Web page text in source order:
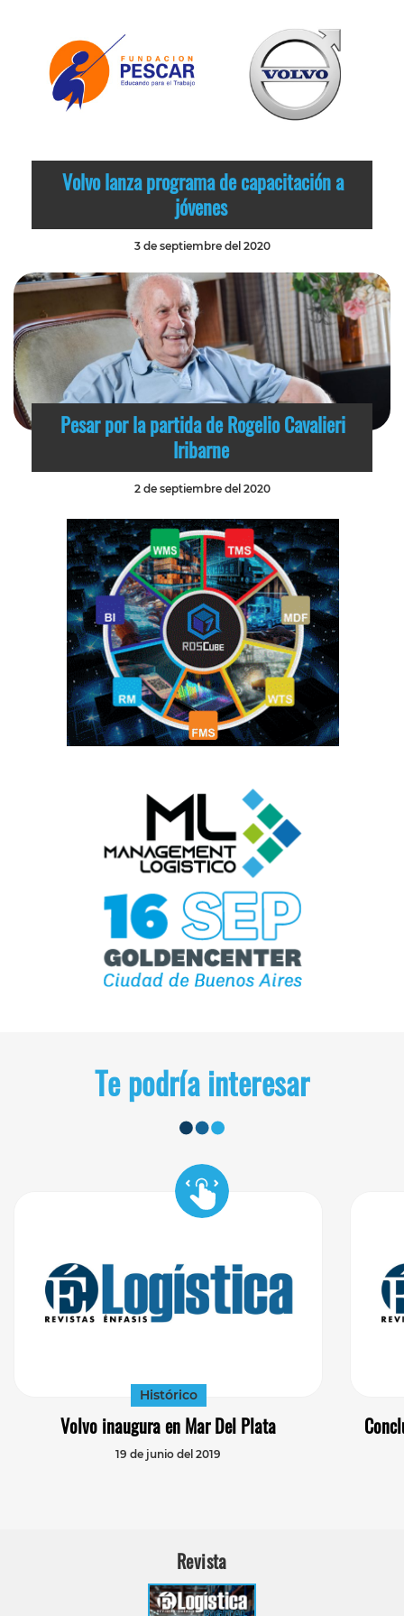
Volvo lanza programa de capacitación a
jóvenes
3 de septiembre del 2020
Pesar por la partida de Rogelio Cavalieri
Iribarne
2 de septiembre del 2020
Te podría interesar
Histórico
Volvo inaugura en Mar Del Plata
19 de junio del 2019
Revista